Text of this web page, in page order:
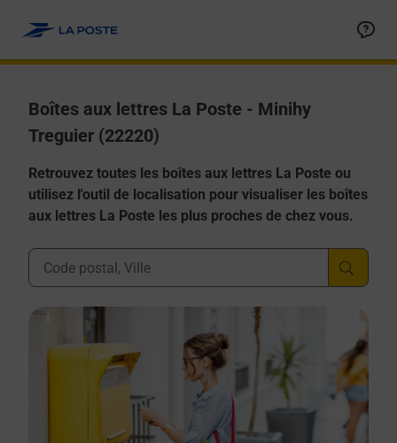
Boîtes aux lettres La Poste - Minihy
Treguier (22220)
Retrouvez toutes les boîtes aux lettres La Poste ou
utilisez l'outil de localisation pour visualiser les boîtes
aux lettres La Poste les plus proches de chez vous.
Ville, Département, Code Postal